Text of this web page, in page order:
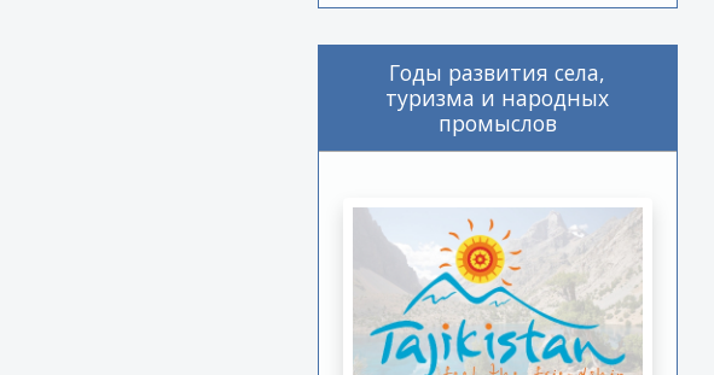
Годы развития села,
туризма и народных
промыслов